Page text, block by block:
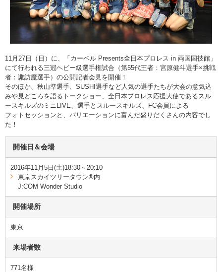
11月27日（日）に、「カーベル Presents全日本プロレス in 両国国技館」
にて行われる三冠ヘビー級選手権試合（第55代王者：宮原健斗選手×挑戦
者：諏訪魔選手）の公開記者会見を開催！
そのほか、秋山準選手、SUSHI選手など人気の選手たちが大会の意気込
みや見どころを語るトークショー、全日本プロレス応援大使であるスル
ースキルズのミニLIVE、選手とスルースキルズ、FC会員による
フォトセッションと、バリエーションに富んだ盛りだくさんの内容でし
た！
開催日＆会場
2016年11月5日(土)18:30～20:10
東京スカイツリータウン®内
J:COM Wonder Studio
開催場所
東京
来場者数
771名様